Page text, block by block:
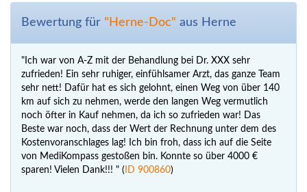
Bewertung für "Herne-Doc" aus Herne
"Ich war von A-Z mit der Behandlung bei Dr. XXX sehr
zufrieden! Ein sehr ruhiger, einfühlsamer Arzt, das ganze Team
sehr nett! Dafür hat es sich gelohnt, einen Weg von über 140
km auf sich zu nehmen, werde den langen Weg vermutlich
noch öfter in Kauf nehmen, da ich so zufrieden war! Das
Beste war noch, dass der Wert der Rechnung unter dem des
Kostenvoranschlages lag! Ich bin froh, dass ich auf die Seite
von MediKompass gestoßen bin. Konnte so über 4000 €
sparen! Vielen Dank!!! " ( ID 900860)